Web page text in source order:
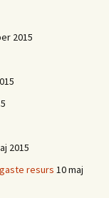
2015
2015
resurs 10 maj